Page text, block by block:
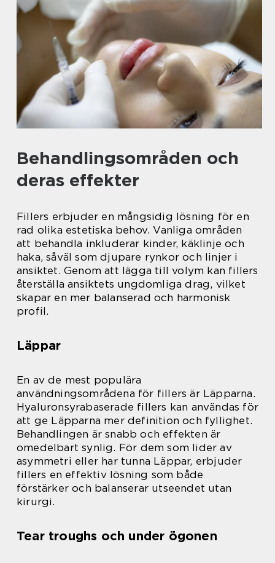
Behandlingsområden och
deras effekter
Fillers erbjuder en mångsidig lösning för en
rad olika estetiska behov. Vanliga områden
att behandla inkluderar kinder, käklinje och
haka, såväl som djupare rynkor och linjer i
ansiktet. Genom att lägga till volym kan fillers
återställa ansiktets ungdomliga drag, vilket
skapar en mer balanserad och harmonisk
profil.
Läppar
En av de mest populära
användningsområdena för fillers är Läpparna.
Hyaluronsyrabaserade fillers kan användas för
att ge Läpparna mer definition och fyllighet.
Behandlingen är snabb och effekten är
omedelbart synlig. För dem som lider av
asymmetri eller har tunna Läppar, erbjuder
fillers en effektiv lösning som både
förstärker och balanserar utseendet utan
kirurgi.
Tear troughs och under ögonen